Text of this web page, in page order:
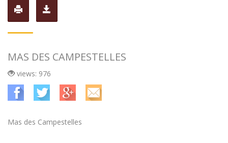
MAS DES CAMPESTELLES
views: 976
Mas des Campestelles